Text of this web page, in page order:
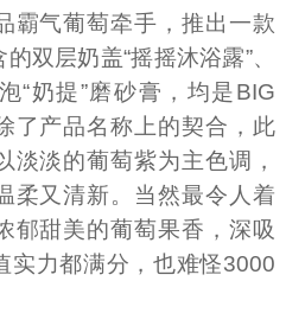
霸气葡萄牵手，推出一款
双层奶盖“摇摇沐浴露”、
“奶提”磨砂膏，均是BIG
了产品名称上的契合，此
淡淡的葡萄紫为主色调，
柔又清新。当然最令人着
郁甜美的葡萄果香，深吸
实力都满分，也难怪3000